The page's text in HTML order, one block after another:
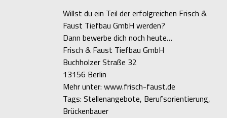
Willst du ein Teil der erfolgreichen Frisch &
Faust Tiefbau GmbH werden?
Dann bewerbe dich noch heute…
Frisch & Faust Tiefbau GmbH
Buchholzer Straße 32
13156 Berlin
Mehr unter: www.frisch-faust.de
Tags: Stellenangebote, Berufsorientierung,
Brückenbauer